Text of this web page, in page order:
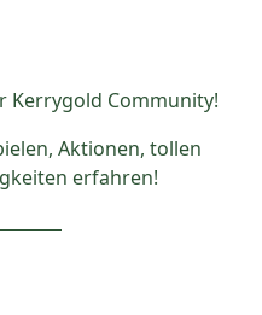
Kerrygold Community!
Aktionen, tollen
erfahren!